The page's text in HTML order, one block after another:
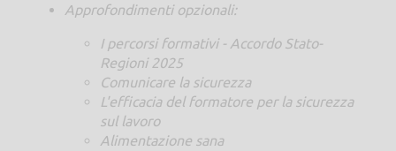
Approfondimenti opzionali:
I percorsi formativi - Accordo Stato-
Regioni 2025
Comunicare la sicurezza
L'efficacia del formatore per la sicurezza
sul lavoro
Alimentazione sana